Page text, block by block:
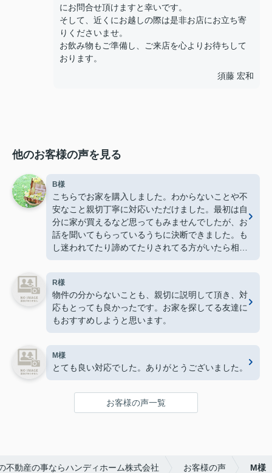
にお問合せ頂けますと幸いです。
そして、近くにお越しの際は是非お店にお立ち寄
りくださいませ。
お飲み物もご準備し、ご来店を心よりお待ちして
おります。
須藤 宏和
他のお客様の声を見る
B様
こちらでお家を購入しました。わからないことや不
安なこと親切丁寧に対応いただけました。最初は自
分に家が買えるなど思ってもみませんでしたが、お
話を聞いてもらっているうちに決断できました。も
し迷われてたり諦めてたりされてる方がいたら相談
だけでもしてみてもいいと思います。
R様
物件の分からないことも、親切に説明して頂き、対
応もとっても良かったです。お家を探してる友達に
もおすすめしようと思います。
M様
とても良い対応でした。ありがとうございました。
お客様の声一覧
不動産の事ならハンディホーム株式会社 お客様の声 M様